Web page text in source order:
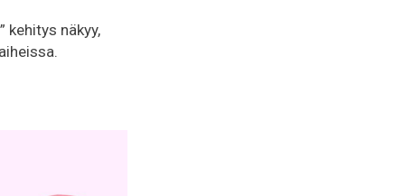
kehitys näkyy,